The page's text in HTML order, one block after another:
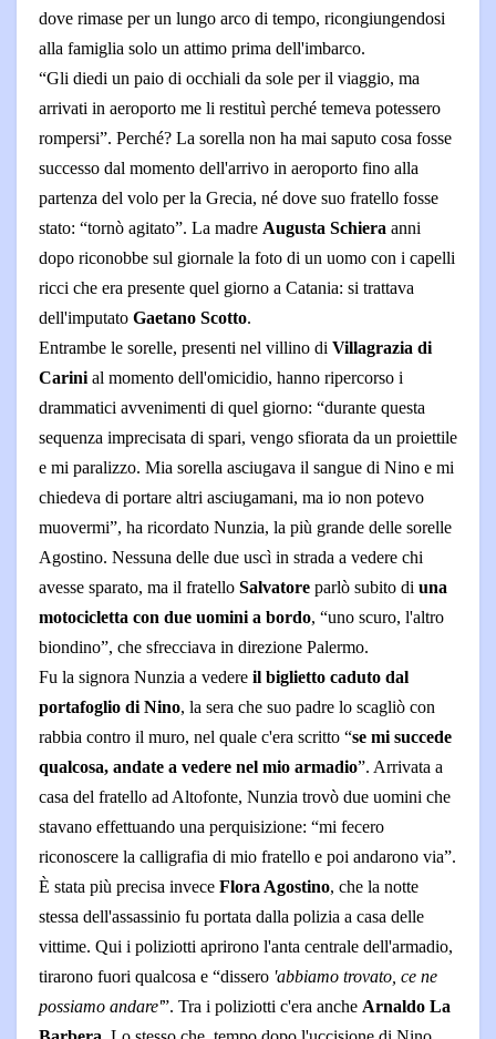
dove rimase per un lungo arco di tempo, ricongiungendosi
alla famiglia solo un attimo prima dell'imbarco.
“Gli diedi un paio di occhiali da sole per il viaggio, ma
arrivati in aeroporto me li restituì perché temeva potessero
rompersi”. Perché? La sorella non ha mai saputo cosa fosse
successo dal momento dell'arrivo in aeroporto fino alla
partenza del volo per la Grecia, né dove suo fratello fosse
stato: “tornò agitato”. La madre Augusta Schiera anni
dopo riconobbe sul giornale la foto di un uomo con i capelli
ricci che era presente quel giorno a Catania: si trattava
dell'imputato Gaetano Scotto.
Entrambe le sorelle, presenti nel villino di Villagrazia di
Carini al momento dell'omicidio, hanno ripercorso i
drammatici avvenimenti di quel giorno: “durante questa
sequenza imprecisata di spari, vengo sfiorata da un proiettile
e mi paralizzo. Mia sorella asciugava il sangue di Nino e mi
chiedeva di portare altri asciugamani, ma io non potevo
muovermi”, ha ricordato Nunzia, la più grande delle sorelle
Agostino. Nessuna delle due uscì in strada a vedere chi
avesse sparato, ma il fratello Salvatore parlò subito di una
motocicletta con due uomini a bordo, “uno scuro, l'altro
biondino”, che sfrecciava in direzione Palermo.
Fu la signora Nunzia a vedere il biglietto caduto dal
portafoglio di Nino, la sera che suo padre lo scagliò con
rabbia contro il muro, nel quale c'era scritto “se mi succede
qualcosa, andate a vedere nel mio armadio”. Arrivata a
casa del fratello ad Altofonte, Nunzia trovò due uomini che
stavano effettuando una perquisizione: “mi fecero
riconoscere la calligrafia di mio fratello e poi andarono via”.
È stata più precisa invece Flora Agostino, che la notte
stessa dell'assassinio fu portata dalla polizia a casa delle
vittime. Qui i poliziotti aprirono l'anta centrale dell'armadio,
tirarono fuori qualcosa e “dissero 'abbiamo trovato, ce ne
possiamo andare'”. Tra i poliziotti c'era anche Arnaldo La